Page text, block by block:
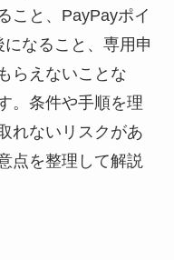
こと、PayPayポイ
なること、専用申
らえないことな
。条件や手順を理
れないリスクがあ
点を整理して解説